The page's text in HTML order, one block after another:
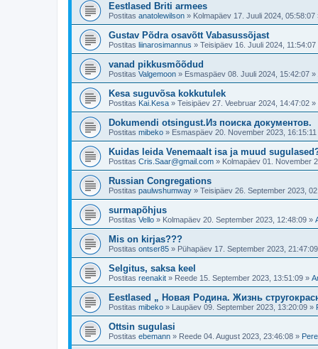
Eestlased Briti armees
Postitas anatolewilson » Kolmapäev 17. Juuli 2024, 05:58:07
Gustav Põdra osavõtt Vabasussõjast
Postitas liinarosimannus » Teisipäev 16. Juuli 2024, 11:54:07
vanad pikkusmõõdud
Postitas Valgemoon » Esmaspäev 08. Juuli 2024, 15:42:07 »
Kesa suguvõsa kokkutulek
Postitas Kai.Kesa » Teisipäev 27. Veebruar 2024, 14:47:02 »
Dokumendi otsingust.Из поиска документов.
Postitas mibeko » Esmaspäev 20. November 2023, 16:15:11
Kuidas leida Venemaalt isa ja muud
Postitas Cris.Saar@gmail.com » Kolmapäev 01. November
Russian Congregations
Postitas paulwshumway » Teisipäev 26. September 2023,
surmapõhjus
Postitas Vello » Kolmapäev 20. September 2023, 12:48:09 »
Mis on kirjas???
Postitas ontser85 » Pühapäev 17. September 2023, 21:47:09
Selgitus, saksa keel
Postitas reenakit » Reede 15. September 2023, 13:51:09 »
Eestlased „ Новая Родина. Жизнь
Postitas mibeko » Laupäev 09. September 2023, 13:20:09 »
Ottsin sugulasi
Postitas ebemann » Reede 04. August 2023, 23:46:08 »